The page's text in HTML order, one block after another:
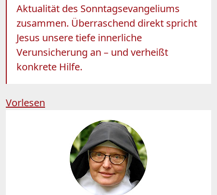
Aktualität des Sonntagsevangeliums
zusammen. Überraschend direkt spricht
Jesus unsere tiefe innerliche
Verunsicherung an – und verheißt
konkrete Hilfe.
Vorlesen